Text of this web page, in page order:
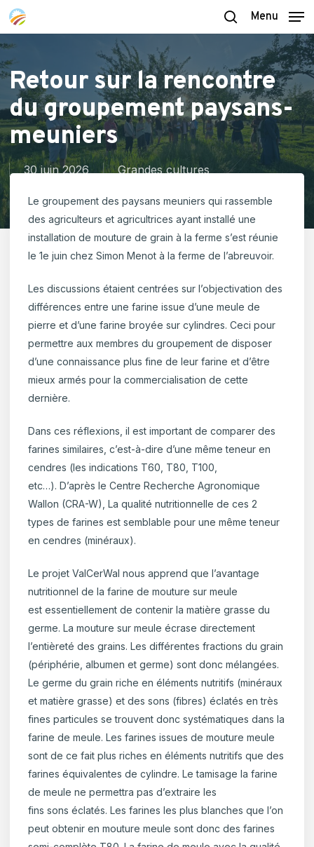
Skip
main
content
search
Menu
Retour sur la rencontre
du groupement paysans-
meuniers
30 juin 2026 Grandes cultures
Le groupement des paysans meuniers qui rassemble
des agriculteurs et agricultrices ayant installé une
installation de mouture de grain à la ferme s’est réunie
le 1e juin chez Simon Menot à la ferme de l’abreuvoir.
Les discussions étaient centrées sur l’objectivation des
différences entre une farine issue d’une meule de
pierre et d’une farine broyée sur cylindres. Ceci pour
permettre aux membres du groupement de disposer
d’une connaissance plus fine de leur farine et d’être
mieux armés pour la commercialisation de cette
dernière.
Dans ces réflexions, il est important de comparer des
farines similaires, c’est-à-dire d’une même teneur en
cendres (les indications T60, T80, T100,
etc…). D’après le Centre Recherche Agronomique
Wallon (CRA-W), La qualité nutritionnelle de ces 2
types de farines est semblable pour une même teneur
en cendres (minéraux).
Le projet ValCerWal nous apprend que l’avantage
nutritionnel de la farine de mouture sur meule
est essentiellement de contenir la matière grasse du
germe. La mouture sur meule écrase directement
l’entièreté des grains. Les différentes fractions du grain
(périphérie, albumen et germe) sont donc mélangées.
Le germe du grain riche en éléments nutritifs (minéraux
et matière grasse) et des sons (fibres) éclatés en très
fines particules se trouvent donc systématiques dans la
farine de meule. Les farines issues de mouture meule
sont de ce fait plus riches en éléments nutritifs que des
farines équivalentes de cylindre. Le tamisage la farine
de meule ne permettra pas d’extraire les
fins sons éclatés. Les farines les plus blanches que l’on
peut obtenir en mouture meule sont donc des farines